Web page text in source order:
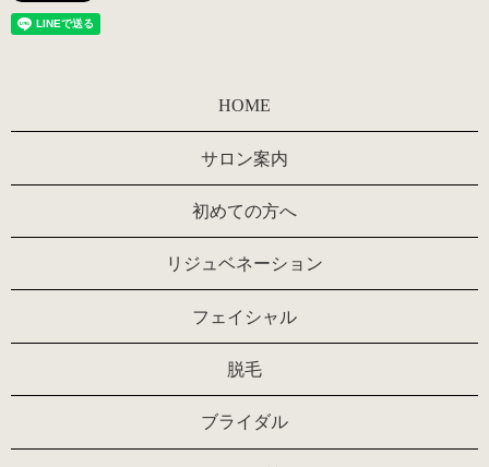
HOME
サロン案内
初めての方へ
リジュベネーション
フェイシャル
脱毛
ブライダル